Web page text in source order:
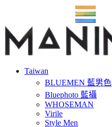
Taiwan
BLUEMEN 藍男色
Bluephoto 藍攝
WHOSEMAN
Virile
Style Men